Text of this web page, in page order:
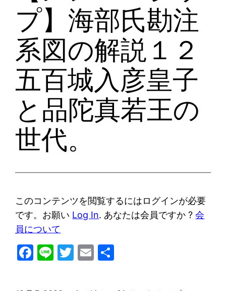
プ】海部氏勘注
系図の解説１２
五百城入彦皇子
と品陀真若王の
世代。
このコンテンツを閲覧するにはログインが必要
です。お願い Log In. あなたは会員ですか ?会
員について
Facebook
LineTwitter
Email